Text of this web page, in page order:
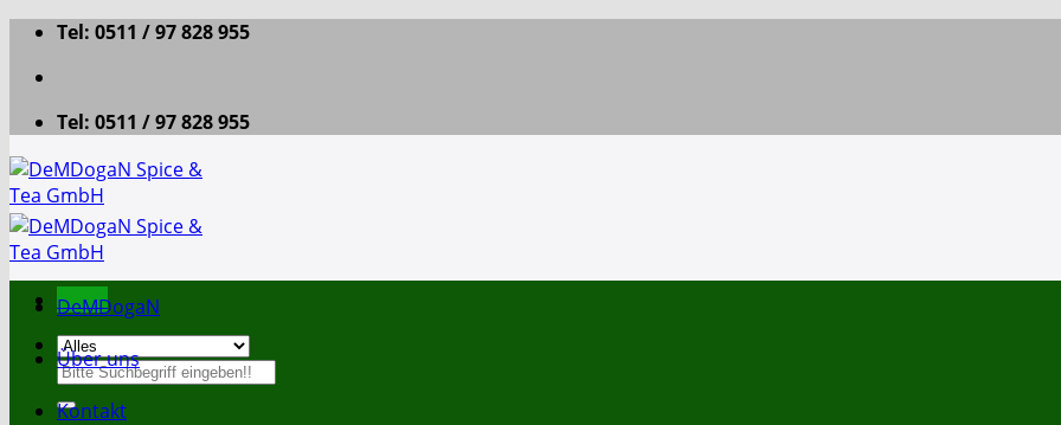
Zum
springen
Tel: 0511 / 97 828 955
Tel: 0511 / 97 828 955
Menü
Suche
nach:
DeMDogaN
Über uns
Kontakt